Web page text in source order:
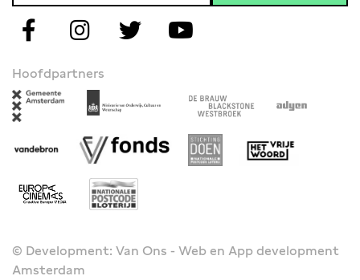
Hoofdpartners
© Development: Van Ons - Web en App development
Amsterdam